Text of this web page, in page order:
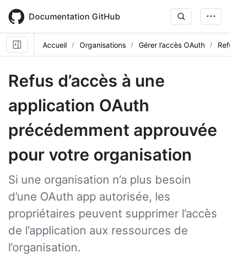
main
content
Documentation GitHub
Accueil Organisations Gérer l’accès OAuth
Refus d’accès à une
application OAuth
précédemment approuvée
pour votre organisation
Si une organisation n’a plus besoin
d’une OAuth app autorisée, les
propriétaires peuvent supprimer l’accès
de l’application aux ressources de
l’organisation.